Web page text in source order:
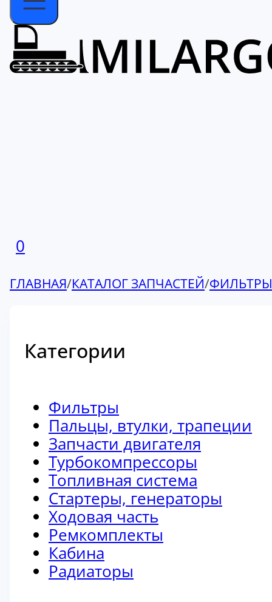
0
ГЛАВНАЯ/КАТАЛОГ ЗАПЧАСТЕЙ/ФИЛЬТРЫ
Категории
Фильтры
Пальцы, втулки, трапеции
Запчасти двигателя
Турбокомпрессоры
Топливная система
Стартеры, генераторы
Ходовая часть
Ремкомплекты
Кабина
Радиаторы